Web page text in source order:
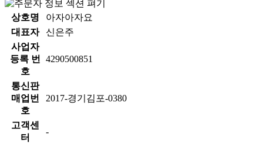
상호명
아자아자요
대표자
신은주
사업자
등록 번
호
4290500851
통신판
매업번
호
2017-경기김포-0380
고객센
터
-